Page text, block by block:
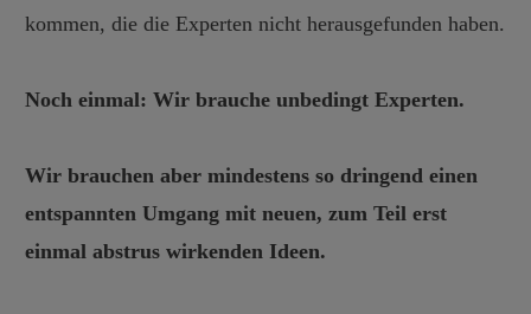
kommen, die die Experten nicht herausgefunden haben.
Noch einmal: Wir brauche unbedingt Experten.
Wir brauchen aber mindestens so dringend einen
entspannten Umgang mit neuen, zum Teil erst
einmal abstrus wirkenden Ideen.